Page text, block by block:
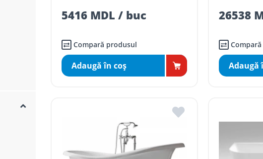
5416 MDL / buc
Compară produsul
Adaugă în coş
26538
Adaugă